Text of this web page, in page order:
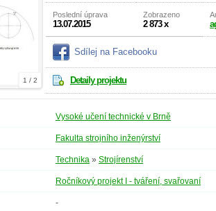
1 / 2
Poslední úprava
13.07.2015
Zobrazeno
2 873 x
Sdílej na Facebooku
Detaily projektu
Vysoké učení technické v Brně
Fakulta strojního inženýrství
Technika » Strojírenství
Ročníkový projekt I - tváření, svařovaní
-